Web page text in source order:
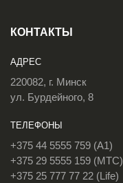
КОНТАКТЫ
АДРЕС
220082, г. Минск
ул. Бурдейного, 8
ТЕЛЕФОНЫ
+375 44 5555 759 (A1)
+375 29 5555 159 (МТС)
+375 25 777 77 22 (Life)